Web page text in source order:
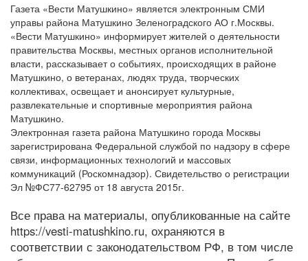
Газета «Вести Матушкино» является электронным СМИ
управы района Матушкино Зеленоградского АО г.Москвы.
«Вести Матушкино» информирует жителей о деятельности
правительства Москвы, местных органов исполнительной
власти, рассказывает о событиях, происходящих в районе
Матушкино, о ветеранах, людях труда, творческих
коллективах, освещает и анонсирует культурные,
развлекательные и спортивные мероприятия района
Матушкино.
Электронная газета района Матушкино города Москвы
зарегистрирована Федеральной службой по надзору в сфере
связи, информационных технологий и массовых
коммуникаций (Роскомнадзор). Свидетельство о регистрации
Эл №ФС77-62795 от 18 августа 2015г.
Все права на материалы, опубликованные на сайте
https://vesti-matushkino.ru, охраняются в
соответствии с законодательством РФ, в том числе